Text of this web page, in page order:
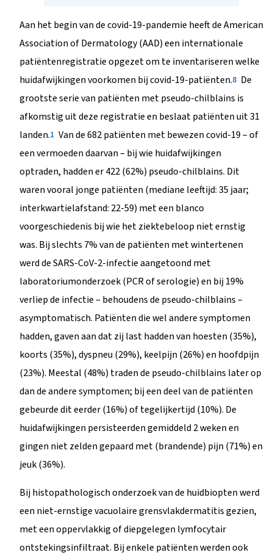
Aan het begin van de covid-19-pandemie heeft de American
Association of Dermatology (AAD) een internationale
patiëntenregistratie opgezet om te inventariseren welke
huidafwijkingen voorkomen bij covid-19-patiënten.8 De
grootste serie van patiënten met pseudo-chilblains is
afkomstig uit deze registratie en beslaat patiënten uit 31
landen.1 Van de 682 patiënten met bewezen covid-19 – of
een vermoeden daarvan – bij wie huidafwijkingen
optraden, hadden er 422 (62%) pseudo-chilblains. Dit
waren vooral jonge patiënten (mediane leeftijd: 35 jaar;
interkwartielafstand: 22-59) met een blanco
voorgeschiedenis bij wie het ziektebeloop niet ernstig
was. Bij slechts 7% van de patiënten met wintertenen
werd de SARS-CoV-2-infectie aangetoond met
laboratoriumonderzoek (PCR of serologie) en bij 19%
verliep de infectie – behoudens de pseudo-chilblains –
asymptomatisch. Patiënten die wel andere symptomen
hadden, gaven aan dat zij last hadden van hoesten (35%),
koorts (35%), dyspneu (29%), keelpijn (26%) en hoofdpijn
(23%). Meestal (48%) traden de pseudo-chilblains later op
dan de andere symptomen; bij een deel van de patiënten
gebeurde dit eerder (16%) of tegelijkertijd (10%). De
huidafwijkingen persisteerden gemiddeld 2 weken en
gingen niet zelden gepaard met (brandende) pijn (71%) en
jeuk (36%).
Bij histopathologisch onderzoek van de huidbiopten werd
een niet-ernstige vacuolaire grensvlakdermatitis gezien,
met een oppervlakkig of diepgelegen lymfocytair
ontstekingsinfiltraat. Bij enkele patiënten werden ook